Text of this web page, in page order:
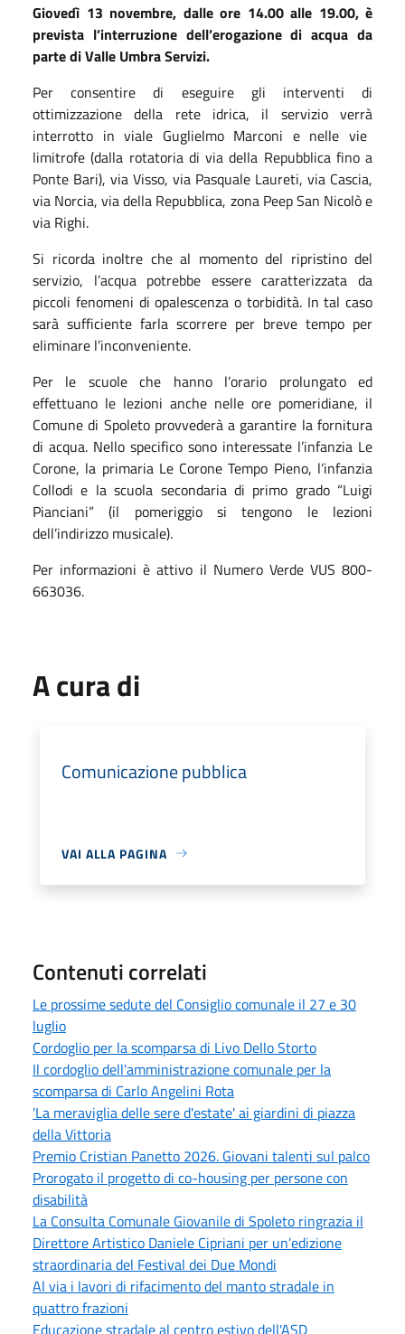
Giovedì 13 novembre, dalle ore 14.00 alle 19.00, è
prevista l’interruzione dell’erogazione di acqua da
partediValle Umbra Servizi.
Perconsentire di eseguire gli interventi di
ottimizzazione della rete idrica, il servizio verrà
interrotto in viale GuglielmoMarconi e nelle vie
limitrofe (dalla rotatoria di viadella Repubblica fino a
Ponte Bari), via Visso, via Pasquale Laureti, via Cascia,
via Norcia,viadella Repubblica, zona Peep San Nicolòe
via Righi.
Si ricorda inoltre che al momento del ripristino del
servizio, l’acqua potrebbe essere caratterizzata da
piccoli fenomeni di opalescenza o torbidità. In tal caso
sarà sufficiente farla scorrere per breve tempo per
eliminare l’inconveniente.
Per le scuole che hanno l’orario prolungato ed
effettuano le lezioni anche nelle ore pomeridiane, il
Comune di Spoleto provvederàa garantire la fornitura
di acqua. Nello specifico sono interessate l’infanzia Le
Corone, la primaria Le Corone Tempo Pieno, l’infanzia
Collodi e la scuola secondaria di primo grado “Luigi
Pianciani” (il pomeriggio si tengono le lezioni
dell’indirizzo musicale).
Per informazioni è attivo il Numero Verde VUS 800-
663036.
A cura di
Comunicazione pubblica
VAI ALLA PAGINA
Contenuti correlati
Le prossime sedute del Consiglio comunale il 27 e 30
luglio
Cordoglio per la scomparsa di Livo Dello Storto
Il cordoglio dell'amministrazione comunale per la
scomparsa di Carlo Angelini Rota
'La meraviglia delle sere d'estate' ai giardini di piazza
della Vittoria
Premio Cristian Panetto 2026. Giovani talenti sul palco
Prorogato il progetto di co-housing per persone con
disabilità
La Consulta Comunale Giovanile di Spoleto ringrazia il
Direttore Artistico Daniele Cipriani per un’edizione
straordinaria del Festival dei Due Mondi
Al via i lavori di rifacimento del manto stradale in
quattro frazioni
Educazione stradale al centro estivo dell'ASD